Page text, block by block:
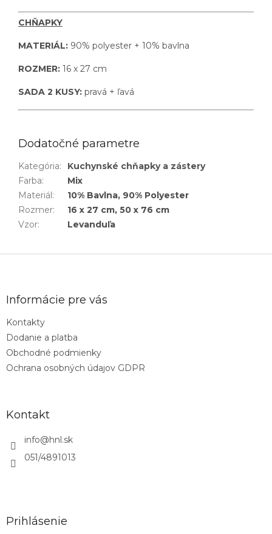
CHŇAPKY
MATERIÁL: 90% polyester + 10% bavlna
ROZMER: 16 x 27 cm
SADA 2 KUSY: pravá + ľavá
Dodatočné parametre
Kategória:
Kuchynské chňapky a zástery
Farba:
Mix
Materiál:
10% Bavlna, 90% Polyester
Rozmer:
16 x 27 cm, 50 x 76 cm
Vzor: Levanduľa
Informácie pre vás
Kontakty
Dodanie a platba
Obchodné podmienky
Ochrana osobných údajov GDPR
Kontakt
info@hnl.sk
051/4891013
Prihlásenie